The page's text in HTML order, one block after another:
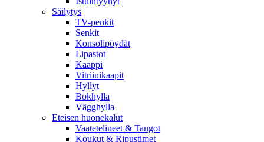
Säilytys
TV-penkit
Senkit
Konsolipöydät
Lipastot
Kaappi
Vitriinikaapit
Hyllyt
Bokhylla
Vägghylla
Eteisen huonekalut
Vaatetelineet & Tangot
Koukut & Ripustimet